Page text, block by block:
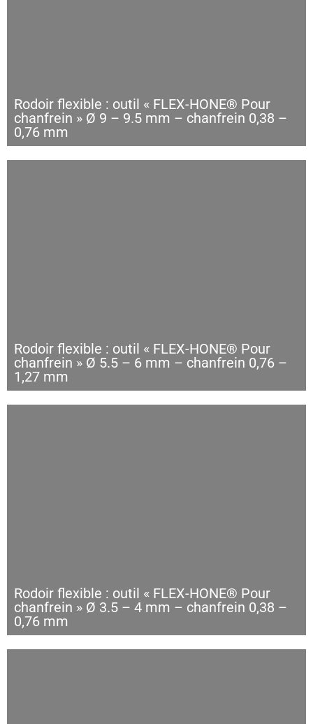
Rodoir flexible : outil « FLEX-HONE® Pour
chanfrein » Ø 9 – 9.5 mm – chanfrein 0,38 –
0,76 mm
Rodoir flexible : outil « FLEX-HONE® Pour
chanfrein » Ø 5.5 – 6 mm – chanfrein 0,76 –
1,27 mm
Rodoir flexible : outil « FLEX-HONE® Pour
chanfrein » Ø 3.5 – 4 mm – chanfrein 0,38 –
0,76 mm